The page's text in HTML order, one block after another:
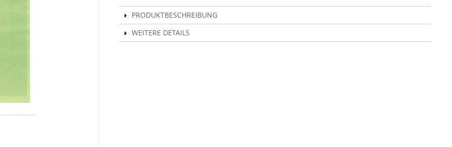
PRODUKTBESCHREIBUNG
WEITERE DETAILS